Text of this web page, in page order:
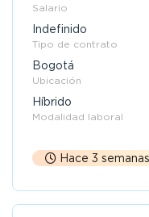
Salario
Indefinido
Tipo de contrato
Bogotá
Ubicación
Híbrido
Modalidad laboral
Hace 3 semanas